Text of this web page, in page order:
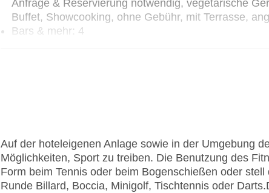
Anfrage & Reservierung notwendig, vegetarische
Buffet, Showcooking, ohne Gebühr, mit Terrasse,
Bars & mehr: 4
Lobbybar „Le Balcon“: 18:00 Uhr - 00:00 Uhr, ohne
Auf der hoteleigenen Anlage sowie in der Umgebung
Möglichkeiten, Sport zu treiben. Die Benutzung des
Form beim Tennis oder beim Bogenschießen oder
Runde Billard, Boccia, Minigolf, Tischtennis oder Darts.